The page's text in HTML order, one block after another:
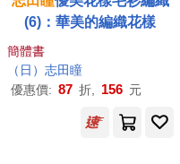
(6)：華美的編織花樣
簡體書
（ 日 ） 志田瞳
優惠價: 87 折, 156 元